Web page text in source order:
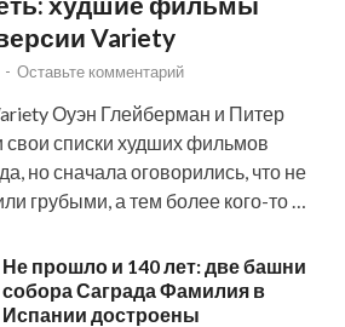
Variety
- Оставьте комментарий
Оуэн Глейберман и Питер
списки худших фильмов
но сначала оговорились, что не
грубыми, а тем более кого-то …
Не прошло и 140 лет: две башни
собора Саграда Фамилия в
Испании достроены